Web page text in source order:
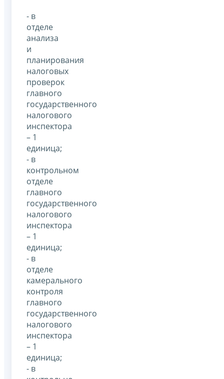
- в
отделе
анализа
и
планирования
налоговых
проверок
главного
государственного
налогового
инспектора
– 1
единица;
- в
контрольном
отделе
главного
государственного
налогового
инспектора
– 1
единица;
- в
отделе
камерального
контроля
главного
государственного
налогового
инспектора
– 1
единица;
- в